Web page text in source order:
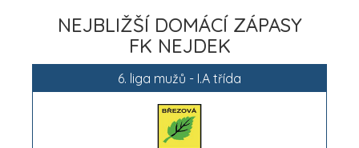
NEJBLIŽŠÍ DOMÁCÍ ZÁPASY
FK NEJDEK
6. liga mužů - I.A třída